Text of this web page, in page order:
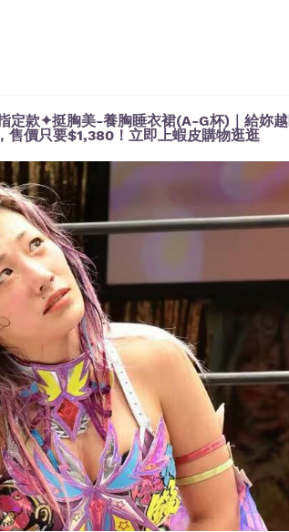
定款✦挺胸美-養胸睡衣裙(A-G杯)｜給妳
售價只要$1,380！立即上蝦皮購物逛逛